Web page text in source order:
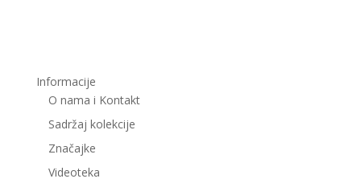
Informacije
O nama i Kontakt
Sadržaj kolekcije
Značajke
Videoteka